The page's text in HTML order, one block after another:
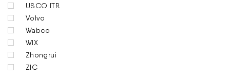
USCO ITR
Volvo
Wabco
WIX
Zhongrui
ZIC